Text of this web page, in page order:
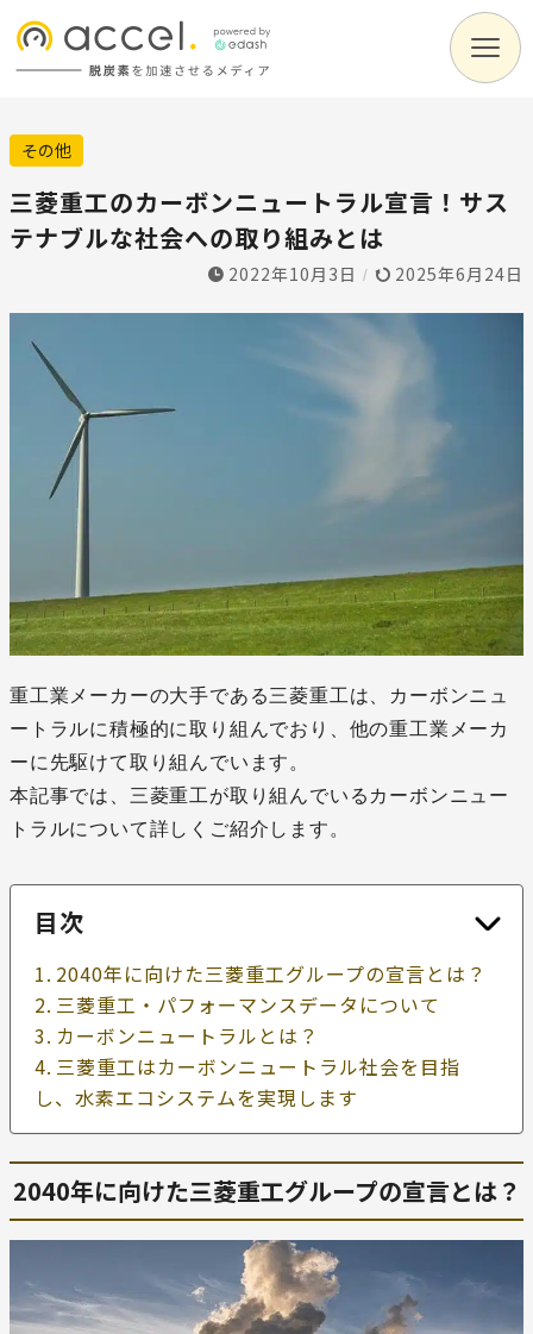
その他
三菱重工のカーボンニュートラル宣言！サス
テナブルな社会への取り組みとは
2022年10月3日 / 2025年6月24日
重工業メーカーの大手である三菱重工は、カーボンニュ
ートラルに積極的に取り組んでおり、他の重工業メーカ
ーに先駆けて取り組んでいます。
本記事では、三菱重工が取り組んでいるカーボンニュー
トラルについて詳しくご紹介します。
目次
2040年に向けた三菱重工グループの宣言とは？
三菱重工・パフォーマンスデータについて
カーボンニュートラルとは？
三菱重工はカーボンニュートラル社会を目指
し、水素エコシステムを実現します
2040年に向けた三菱重工グループの宣言とは？